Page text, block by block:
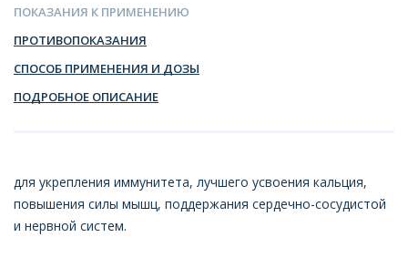
ПОКАЗАНИЯ К ПРИМЕНЕНИЮ
ПРОТИВОПОКАЗАНИЯ
СПОСОБ ПРИМЕНЕНИЯ И ДОЗЫ
ПОДРОБНОЕ ОПИСАНИЕ
для укрепления иммунитета, лучшего усвоения кальция,
повышения силы мышц, поддержания сердечно-сосудистой
и нервной систем.